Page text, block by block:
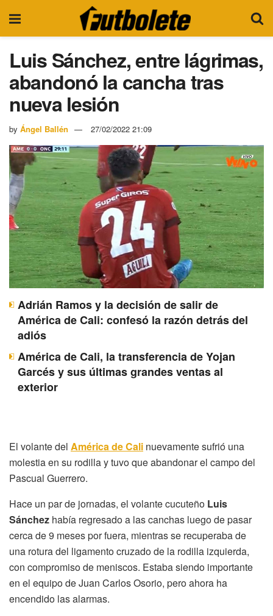
Luis Sánchez, entre lágrimas,
abandonó la cancha tras
nueva lesión
by Ángel Ballén 27/02/2022 21:09
Adrián Ramos y la decisión de salir de
América de Cali: confesó la razón detrás del
adiós
América de Cali, la transferencia de Yojan
Garcés y sus últimas grandes ventas al
exterior
El volante del América de Cali nuevamente sufrió una
molestia en su rodilla y tuvo que abandonar el campo del
Pascual Guerrero.
Hace un par de jornadas, el volante cucuteño Luis
Sánchez había regresado a las canchas luego de pasar
cerca de 9 meses por fuera, mientras se recuperaba de
una rotura del ligamento cruzado de la rodilla izquierda,
con compromiso de meniscos. Estaba siendo importante
en el equipo de Juan Carlos Osorio, pero ahora ha
encendido las alarmas.